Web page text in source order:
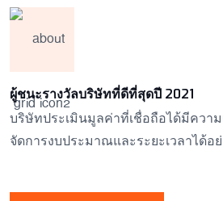
ผู้ชนะรางวัลบริษัทที่ดีที่สุดปี 2021
บริษัทประเมินมูลค่าที่เชื่อถือได้มีควา
จัดการงบประมาณและระยะเวลาได้อ